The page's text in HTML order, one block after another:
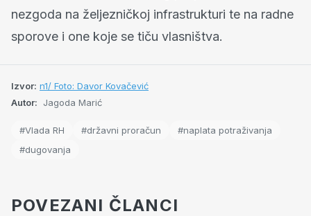
nezgoda na željezničkoj infrastrukturi te na radne
sporove i one koje se tiču ​​vlasništva.
Izvor: n1/ Foto: Davor Kovačević
Autor:
Jagoda Marić
#Vlada RH #državni proračun
#naplata potraživanja
#dugovanja
POVEZANI ČLANCI